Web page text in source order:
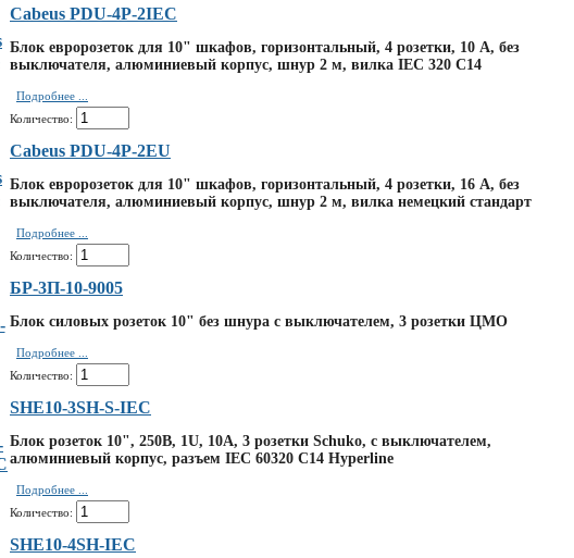
Cabeus PDU-4P-2IEC
Блок евророзеток для 10" шкафов, горизонтальный, 4 розетки, 10 A, без
выключателя, алюминиевый корпус, шнур 2 м, вилка IEC 320 C14
Подробнее ...
Количество:
Cabeus PDU-4P-2EU
Блок евророзеток для 10" шкафов, горизонтальный, 4 розетки, 16 A, без
выключателя, алюминиевый корпус, шнур 2 м, вилка немецкий стандарт
Подробнее ...
Количество:
БР-3П-10-9005
Блок силовых розеток 10" без шнура с выключателем, 3 розетки ЦМО
Подробнее ...
Количество:
SHE10-3SH-S-IEC
Блок розеток 10", 250В, 1U, 10А, 3 розетки Schuko, с выключателем,
алюминиевый корпус, разъем IEC 60320 C14 Hyperline
Подробнее ...
Количество:
SHE10-4SH-IEC